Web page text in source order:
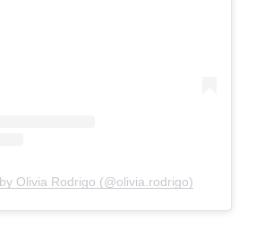
Olivia Rodrigo (@olivia.rodrigo)